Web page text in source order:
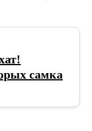
самка